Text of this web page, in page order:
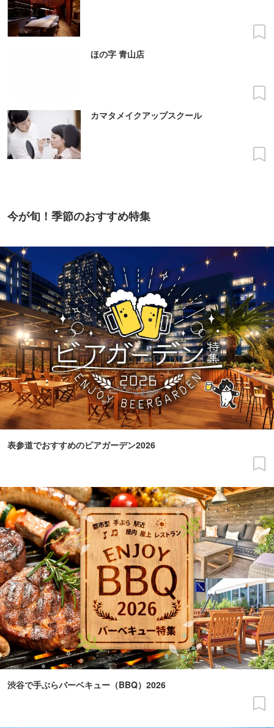
ほの字 青山店
カマタメイクアップスクール
今が旬！季節のおすすめ特集
表参道でおすすめのビアガーデン2026
渋谷で手ぶらバーベキュー（BBQ）2026